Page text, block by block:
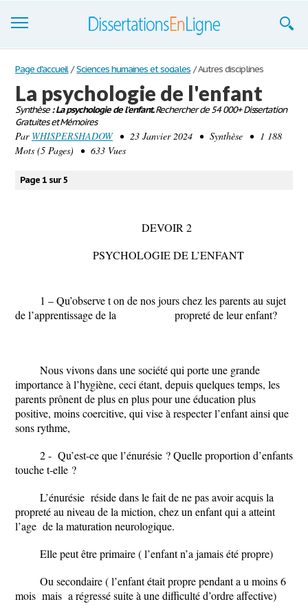
Dissertations
S'inscrire
Se connecter
Contactez-nous
Page d'accueil / Sciences humaines et sociales /Autres disciplines
La psychologie de l'enfant
Synthèse: La psychologie de l'enfant.Rechercher de 54 000+ Dissertation
Gratuites et Mémoires
Par WHISPERSHADOW• 23 Janvier 2024 • Synthèse • 1 188
Mots (5 Pages) • 633 Vues
Page 1 sur 5
DEVOIR 2
PSYCHOLOGIE DE L’ENFANT
1 – Qu’observe t on de nos jours chez les parents au sujet
de l’apprentissage de la propreté de leur enfant?
Nous vivons dans une société qui porte une grande
importance à l’hygiène, ceci étant, depuis quelques temps, les
parents prônent de plus en plus pour une éducation plus
positive, moins coercitive, qui vise à respecter l’enfant ainsi que
sons rythme,
2 - Qu’est-ce que l’énurésie ? Quelle proportion d’enfants
touche t-elle ?
L’énurésie réside dans le fait de ne pas avoir acquis la
propreté au niveau de la miction, chez un enfant qui a atteint
l’age de la maturation neurologique.
Elle peut être primaire ( l’enfant n’a jamais été propre)
Ou secondaire ( l’enfant était propre pendant a u moins 6
mois mais a régressé suite à une difficulté d’ordre affective)